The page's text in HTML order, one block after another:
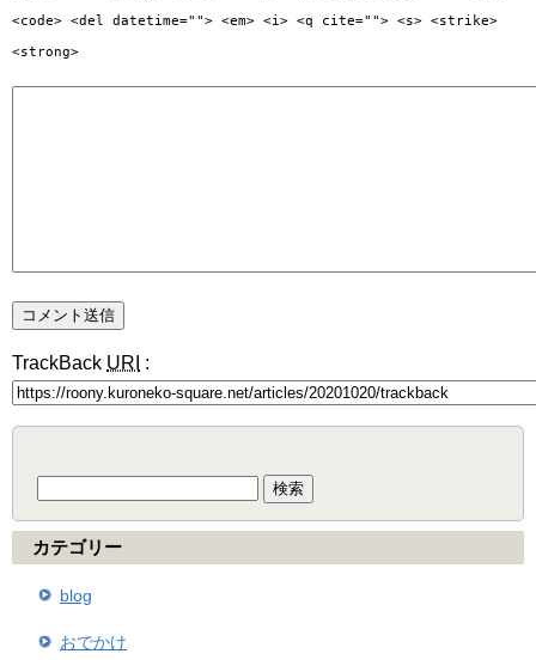
<code> <del datetime=""> <em> <i> <q cite=""> <s> <strike>
<strong>
TrackBack URI :
カテゴリー
blog
おでかけ